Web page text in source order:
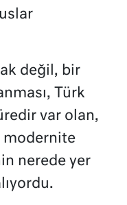
değil, bir
Türk
var olan,
modernite
nerede yer